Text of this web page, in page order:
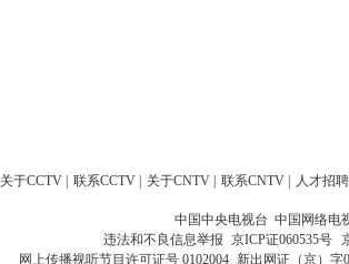
关于CCTV 联系CCTV 关于CNTV 联系CNTV 人才招聘
中国中央电视台 中国网络电
违法和不良信息举报 京ICP证060535号
网上传播视听节目许可证号 0102004 新出网证（京）